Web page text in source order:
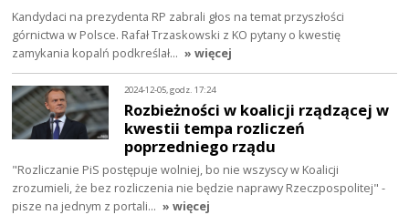
Kandydaci na prezydenta RP zabrali głos na temat przyszłości
górnictwa w Polsce. Rafał Trzaskowski z KO pytany o kwestię
zamykania kopalń podkreślał… » więcej
2024-12-05, godz. 17:24
Rozbieżności w koalicji rządzącej w
kwestii tempa rozliczeń
poprzedniego rządu
"Rozliczanie PiS postępuje wolniej, bo nie wszyscy w Koalicji
zrozumieli, że bez rozliczenia nie będzie naprawy Rzeczpospolitej" -
pisze na jednym z portali… » więcej